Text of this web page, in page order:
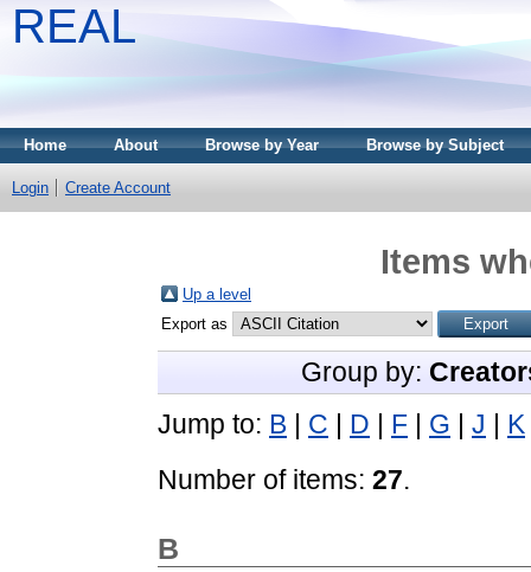
REAL
Home About Browse by Year Browse by Subject
Login Create Account
Items
Up a level
Export as
Group by:
Jump to: B | C | D | F | G | J | K
Number of items: 27.
B